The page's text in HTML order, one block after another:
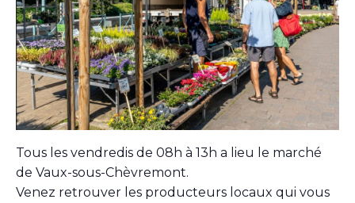
Tous les vendredis de 08h à 13h a lieu le marché
de Vaux-sous-Chèvremont.
Venez retrouver les producteurs locaux qui vous